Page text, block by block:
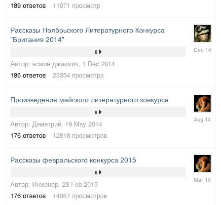
189 ответов 11071 просмотр
Рассказы Ноябрьского Литературного Конкурса
"Британия 2014"
8
Автор: ясмин джакмич, 1 Dec 2014
186 ответов 23354 просмотра
21
Произведения майского литературного конкурса
8
Автор: Деметрий, 19 May 2014
176 ответов 12818 просмотров
29
Aug
Рассказы февральского конкурса 2015
8
Автор: Инженер, 23 Feb 2015
176 ответов 14067 просмотров
8